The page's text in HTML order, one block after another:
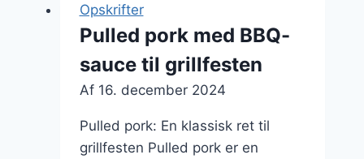
ekstra
smag
Opskrifter
Pulled pork med BBQ-
sauce til grillfesten
Af 16. december 2024
Pulled pork: En klassisk ret til
grillfesten Pulled pork er en